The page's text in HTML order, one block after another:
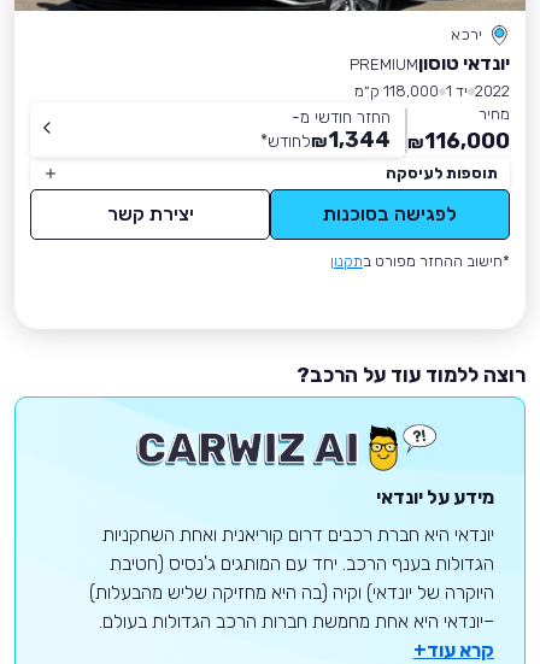
ירכא
יונדאי טוסוןPREMIUM
2022 יד 1
118,000 ק״מ
מחיר
116,000
₪
החזר חודשי מ-
1,344
₪לחודש*
תוספות לעיסקה
לפגישה בסוכנות יצירת קשר
*חישוב ההחזר מפורט בתקנון
רוצה ללמוד עוד על הרכב?
מידע על יונדאי
יונדאי היא חברת רכבים דרום קוריאנית ואחת השחקניות
הגדולות בענף הרכב. יחד עם המותגים ג'נסיס (חטיבת
היוקרה של יונדאי) וקיה (בה היא מחזיקה שליש מהבעלות)
–יונדאי היא אחת מחמשת חברות הרכב הגדולות בעולם.
קרא עוד+